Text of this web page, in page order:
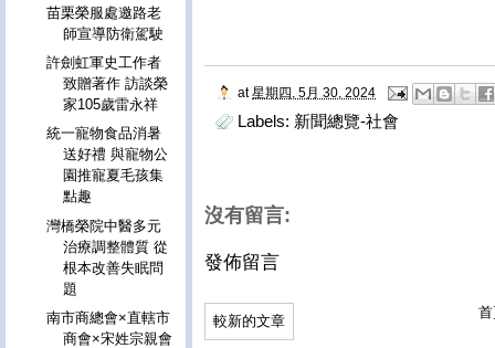
at 星期四, 5月 30, 2024
Labels: 新聞總覽-社會
沒有留言:
發佈留言
較新的文章
苗栗榮服處邀路老
師宣導防衛駕駛
許劍虹軍史工作者
致贈著作 訪談榮
家105歲雷永祥
統一寵物食品消暑
送好禮 與寵物公
園推寵夏毛孩集
點趣
灣橋榮院中醫多元
治療調整體質 從
根本改善失眠問
題
南市商總會×直轄市
商會×宋姓宗親會